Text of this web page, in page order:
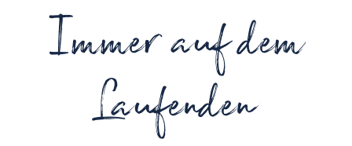
Immer auf dem
Laufenden